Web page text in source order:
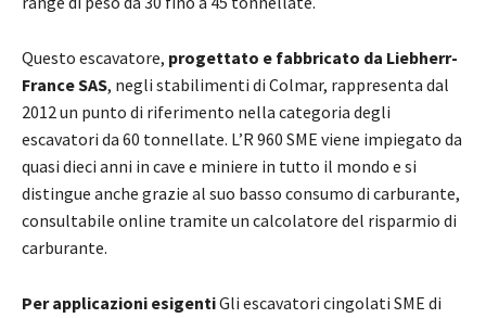
Questo escavatore, progettato e fabbricato da Liebherr-
France SAS, negli stabilimenti di Colmar, rappresenta dal
2012 un punto di riferimento nella categoria degli
escavatori da 60 tonnellate. L’R 960 SME viene impiegato da
quasi dieci anni in cave e miniere in tutto il mondo e si
distingue anche grazie al suo basso consumo di carburante,
consultabile online tramite un calcolatore del risparmio di
carburante.
Per applicazioni esigentiGli escavatori cingolati SME di